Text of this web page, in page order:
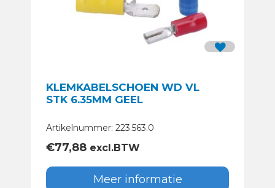
KLEMKABELSCHOEN WD VL
STK 6.35MM GEEL
Artikelnummer: 223.563.0
€77,88 excl.BTW
Meer informatie